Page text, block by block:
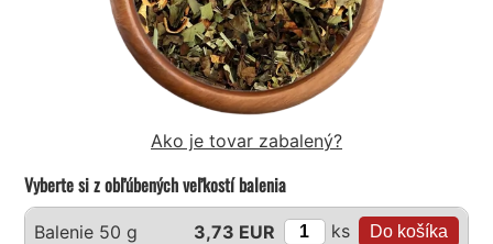
Ako je tovar zabalený?
Vyberte si z obľúbených veľkostí balenia
Balenie 50 g 3,73 EUR ks